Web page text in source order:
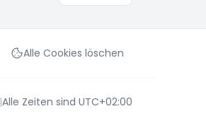
Alle Cookies löschen
|Alle Zeiten sind UTC+02:00